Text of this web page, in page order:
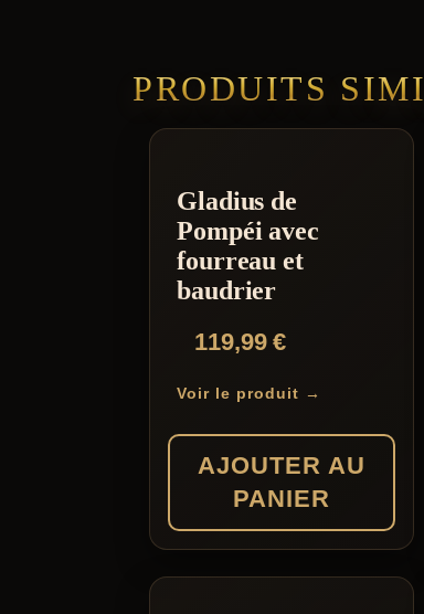
PRODUITS
Gladius de
Pompéi avec
fourreau et
baudrier
119,99€
Voir le produit →
AJOUTER AU
PANIER